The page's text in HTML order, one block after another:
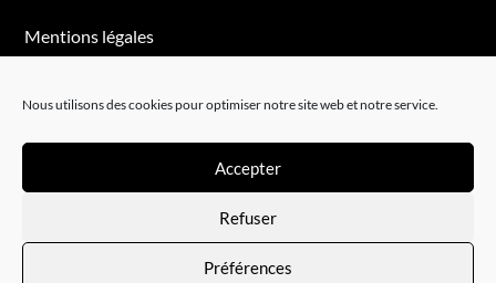
Nous utilisons des cookies pour optimiser notre site web et notre service.
Accepter
Refuser
Préférences
Mentions légales
Politique de confidentialité